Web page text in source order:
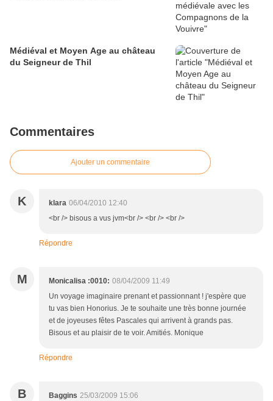
Médiéval et Moyen Age au château
du Seigneur de Thil
Commentaires
Ajouter un commentaire
K klara 06/04/2010 12:40
<br /> bisous a vus jvm<br /> <br /> <br />
Répondre
M Monicalisa :0010: 08/04/2009 11:49
Un voyage imaginaire prenant et passionnant ! j'espère que
tu vas bien Honorius. Je te souhaite une très bonne journée
et de joyeuses fêtes Pascales qui arrivent à grands pas.
Bisous et au plaisir de te voir. Amitiés. Monique
Répondre
B Baggins 25/03/2009 15:06